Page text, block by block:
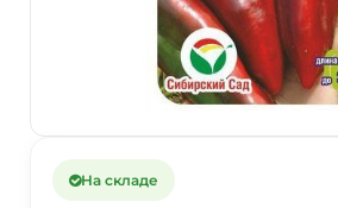
На складе